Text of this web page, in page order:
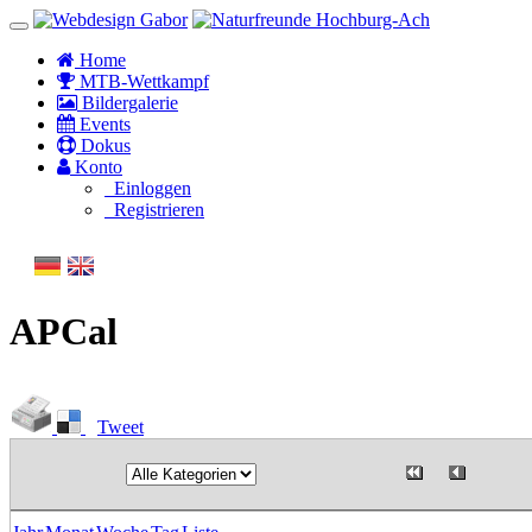
Home
MTB-Wettkampf
Bildergalerie
Events
Dokus
Konto
Einloggen
Registrieren
APCal
Tweet